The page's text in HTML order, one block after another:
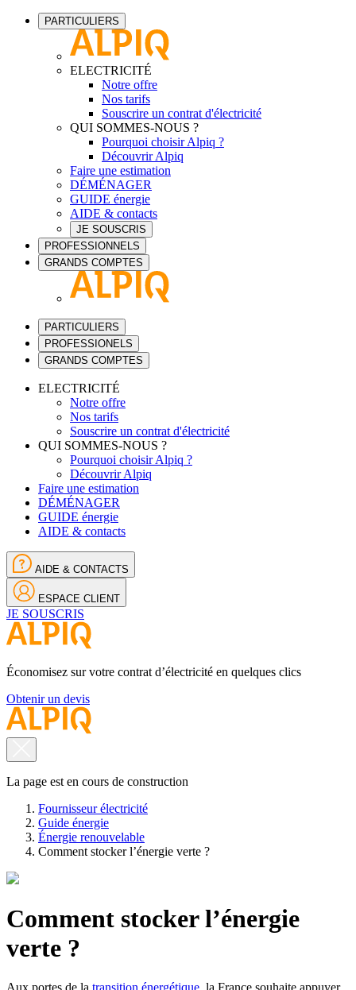
PARTICULIERS
ELECTRICITÉ
Notre offre
Nos tarifs
Souscrire un contrat d'électricité
QUI SOMMES-NOUS ?
Pourquoi choisir Alpiq ?
Découvrir Alpiq
Faire une estimation
DÉMÉNAGER
GUIDE énergie
AIDE & contacts
JE SOUSCRIS
PROFESSIONNELS
GRANDS COMPTES
PARTICULIERS
PROFESSIONELS
GRANDS COMPTES
ELECTRICITÉ
Notre offre
Nos tarifs
Souscrire un contrat d'électricité
QUI SOMMES-NOUS ?
Pourquoi choisir Alpiq ?
Découvrir Alpiq
Faire une estimation
DÉMÉNAGER
GUIDE énergie
AIDE & contacts
AIDE & CONTACTS
ESPACE CLIENT
JE SOUSCRIS
Économisez sur votre contrat d’électricité en quelques clics
Obtenir un devis
La page est en cours de construction
Fournisseur électricité
Guide énergie
Énergie renouvelable
Comment stocker l’énergie verte ?
Comment stocker l’énergie
verte ?
Aux portes de la transition énergétique, la France souhaite appuyer